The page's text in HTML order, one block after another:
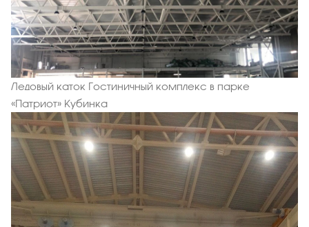
Ледовый каток Гостиничный комплекс в парке
«Патриот» Кубинка